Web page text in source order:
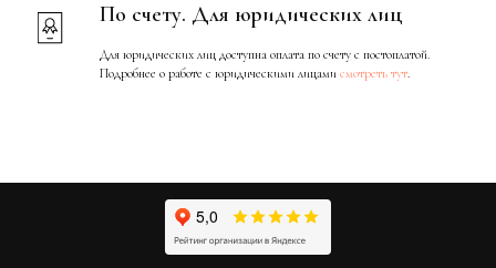
По счету. Для юридических лиц
Для юридических лиц доступна оплата по счету с постоплатой.
Подробнее о работе с юридическими лицами смотреть тут.